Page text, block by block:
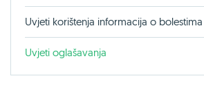
Uvjeti korištenja informacija o bolestima
Uvjeti oglašavanja